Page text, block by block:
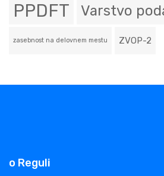
PPDFT Varstvo
zasebnost na delovnem mestu ZVOP-2
o Reguli